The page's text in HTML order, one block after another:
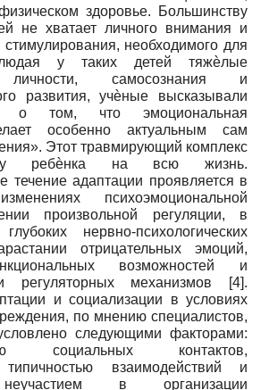
здоровье. Большинству
не хватает личного внимания и
необходимого для
у таких детей тяжѐлые
личности, самосознания и
развития, учѐные высказывали
о том, что эмоциональная
особенно актуальным сам
Этот травмирующий комплекс
у ребѐнка на всю жизнь.
течение адаптации проявляется в
психоэмоциональной
произвольной регуляции, в
нервно-психологических
отрицательных эмоций,
возможностей и
регуляторных механизмов [4].
и социализации в условиях
по мнению специалистов,
следующими факторами:
социальных контактов,
типичностью взаимодействий и
в организации